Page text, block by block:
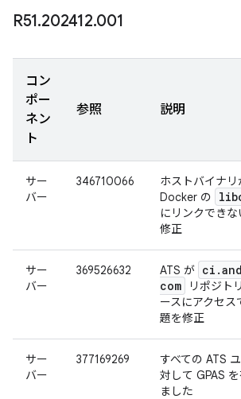
R51.202412.001
コン
ポー
ネン
ト
参照 説明
サー
バー
346710066
ホストバイナリ
Docker の
にリンクでき
修正
サー
バー
369526632 ATS が ci .
com
リポジト
ースにアクセス
題を修正
サー
バー
377169269
すべての ATS
対して GPAS
ました